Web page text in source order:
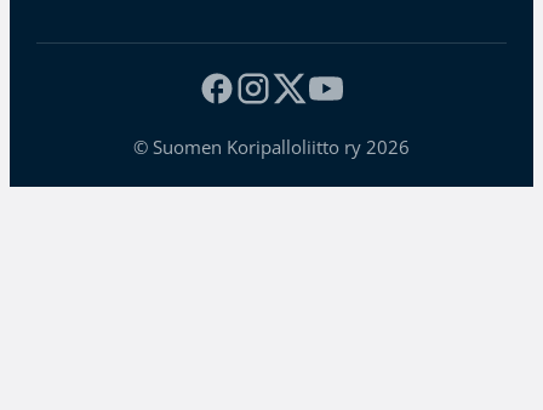
© Suomen Koripalloliitto ry 2026